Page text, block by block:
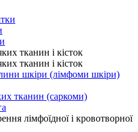
тканин і кісток
тканин і кісток
шкіри (лімфоми шкіри)
тканин (саркоми)
лімфоїдної і кровотворної